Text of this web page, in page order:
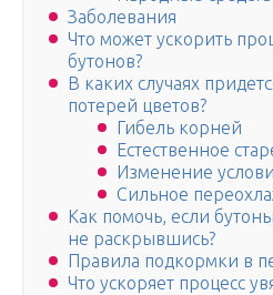
Заболевания
Что может ускорить
бутонов?
В каких случаях
потерей цветов?
Гибель корней
Естественное
Изменение
Сильное
Как помочь, если
не раскрывшись?
Правила подкормки в
Что ускоряет процесс